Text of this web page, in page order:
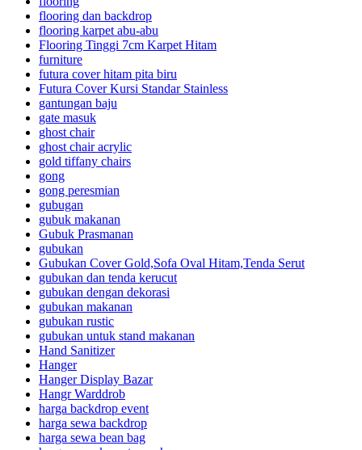
flooring dan backdrop
flooring karpet abu-abu
Flooring Tinggi 7cm Karpet Hitam
furniture
futura cover hitam pita biru
Futura Cover Kursi Standar Stainless
gantungan baju
gate masuk
ghost chair
ghost chair acrylic
gold tiffany chairs
gong
gong peresmian
gubugan
gubuk makanan
Gubuk Prasmanan
gubukan
Gubukan Cover Gold,Sofa Oval Hitam,Tenda Serut
gubukan dan tenda kerucut
gubukan dengan dekorasi
gubukan makanan
gubukan rustic
gubukan untuk stand makanan
Hand Sanitizer
Hanger
Hanger Display Bazar
Hangr Warddrob
harga backdrop event
harga sewa backdrop
harga sewa bean bag